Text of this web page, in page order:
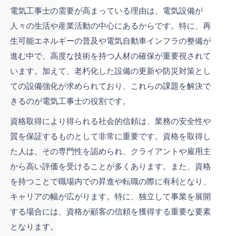
電気工事士の需要が高まっている理由は、電気設備が
人々の生活や産業活動の中心にあるからです。特に、再
生可能エネルギーの普及や電気自動車インフラの整備が
進む中で、高度な技術を持つ人材の確保が重要視されて
います。加えて、老朽化した設備の更新や防災対策とし
ての設備強化が求められており、これらの課題を解決で
きるのが電気工事士の役割です。
資格取得により得られる社会的信頼は、業務の安全性や
質を保証するものとして非常に重要です。資格を取得し
た人は、その専門性を認められ、クライアントや雇用主
から高い評価を受けることが多くあります。また、資格
を持つことで職場内での昇進や転職の際に有利となり、
キャリアの幅が広がります。特に、独立して事業を展開
する場合には、資格が顧客の信頼を獲得する重要な要素
となります。